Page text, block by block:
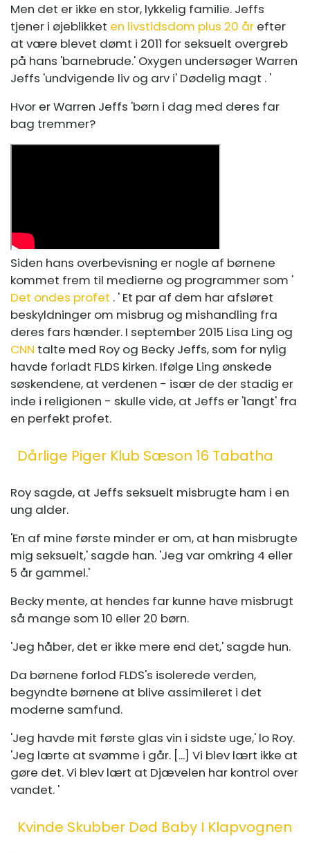
Men det er ikke en stor, lykkelig familie. Jeffs
tjener i øjeblikket en livstidsdom plus 20 år efter
at være blevet dømt i 2011 for seksuelt overgreb
på hans 'barnebrude.' Oxygen undersøger Warren
Jeffs 'undvigende liv og arv i' Dødelig magt . '
Hvor er Warren Jeffs 'børn i dag med deres far
bag tremmer?
Siden hans overbevisning er nogle af børnene
kommet frem til medierne og programmer som '
Det ondes profet . ' Et par af dem har afsløret
beskyldninger om misbrug og mishandling fra
deres fars hænder. I september 2015 Lisa Ling og
CNN talte med Roy og Becky Jeffs, som for nylig
havde forladt FLDS kirken. Ifølge Ling ønskede
søskendene, at verdenen - især de der stadig er
inde i religionen - skulle vide, at Jeffs er 'langt' fra
en perfekt profet.
Dårlige Piger Klub Sæson 16 Tabatha
Roy sagde, at Jeffs seksuelt misbrugte ham i en
ung alder.
'En af mine første minder er om, at han misbrugte
mig seksuelt,' sagde han. 'Jeg var omkring 4 eller
5 år gammel.'
Becky mente, at hendes far kunne have misbrugt
så mange som 10 eller 20 børn.
'Jeg håber, det er ikke mere end det,' sagde hun.
Da børnene forlod FLDS's isolerede verden,
begyndte børnene at blive assimileret i det
moderne samfund.
'Jeg havde mit første glas vin i sidste uge,' lo Roy.
'Jeg lærte at svømme i går. [...] Vi blev lært ikke at
gøre det. Vi blev lært at Djævelen har kontrol over
vandet. '
Kvinde Skubber Død Baby I Klapvognen